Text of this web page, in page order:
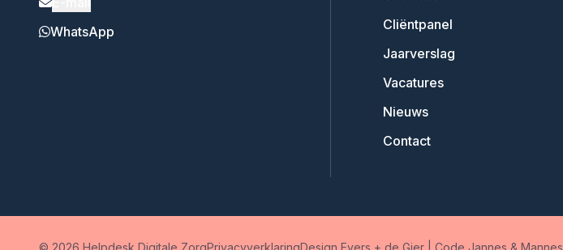
WhatsApp
Cliëntpanel
Jaarverslag
Vacatures
Nieuws
Contact
© 2026 Helpdesk Digitale ZorgPrivacyverklaringDesign Evers + de Gier Code Jannes & Mannes